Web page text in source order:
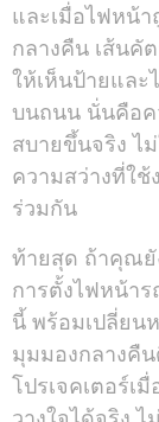
และเมื่อไฟหน้
กลางคืน เส้นคั
ให้เห็นป้ายและ
บนถนน นั่นคือค
สบายขึ้นจริง ไ
ความสว่างที่ใ
ร่วมกัน
ท้ายสุด ถ้าคุณยั
การตั้งไฟหน้า
นี้ พร้อมเปลี่ยน
มุมมองกลางคื
โปรเจคเตอร์เ